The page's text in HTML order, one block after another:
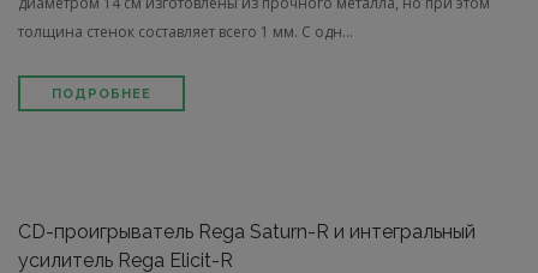
толщина стенок составляет всего 1 мм. С одн...
ПОДРОБНЕЕ
CD-проигрыватель Rega Saturn-R и интегральный
усилитель Rega Elicit-R